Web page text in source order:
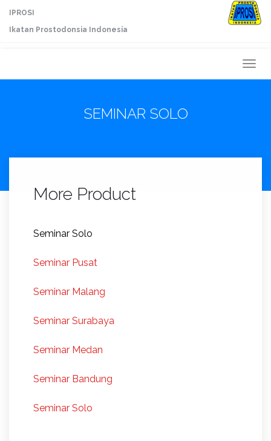
IPROSI
Ikatan Prostodonsia Indonesia
SEMINAR SOLO
More Product
Seminar Solo
Seminar Pusat
Seminar Malang
Seminar Surabaya
Seminar Medan
Seminar Bandung
Seminar Solo